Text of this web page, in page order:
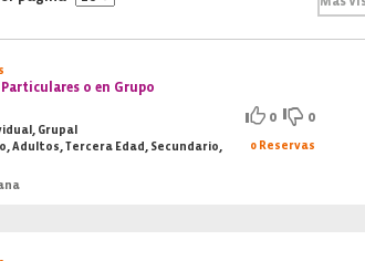
o en Grupo
Grupal
Adultos, Tercera Edad, Secundario,
0 0
0 Reservas